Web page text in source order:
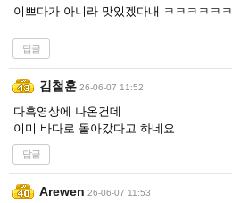
이쁘다가 아니라 맛있겠다내 ㅋㅋㅋㅋㅋㅋ
답글
김철훈 26-06-07 11:52
다흑영상에 나온건데
이미 바다로 돌아갔다고 하네요
답글
Arewen 26-06-07 11:53